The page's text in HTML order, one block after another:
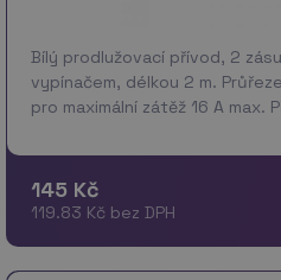
Bílý prodlužovací přívod, 2
vypínačem, délkou 2 m.
pro maximální zátěž 16 A max.
145 Kč
119.83 Kč bez DPH